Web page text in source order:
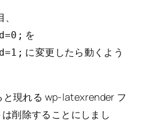
を
に変更したら動くよう
と現れる wp-latexrender フ
削除することにしまし